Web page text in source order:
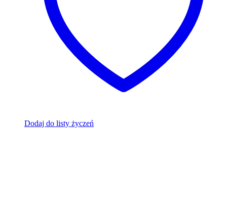
Dodaj do listy życzeń